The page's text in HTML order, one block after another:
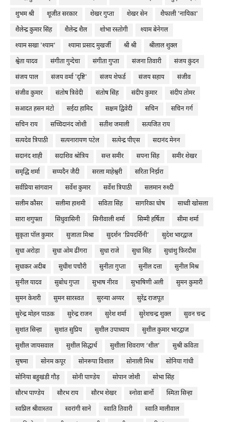
शुभम श्री
शूजीत सरकार शेखर गुप्ता शेखर सेन
शैफाली 'नायिका'
शैलेन्द्र कुमार सिंह
शैलेन्द्र शैल शोभा रस्तोगी
श्याम बेनेगल
श्याम सखा 'श्याम'
श्यामा प्रसाद मुखर्जी श्री श्री
श्रीलाल शुक्ल
श्वेता यादव
संगीता गुन्देचा संगीता गुप्ता संजना तिवारी
संजय कुंदन
संजय पाल
संजय वर्मा 'दृष्टि' संजय शेफर्ड संजय सहाय
संजीव
संजीव कुमार
संतोष त्रिवेदी संतोष सिंह संदीप कुमार
संदीप तोमर
सआदत हसन मंटो
सईदा हामिद सक्षम द्विवेदी सचिन
सचिन गर्ग
सचिन राय
सच्चिदानंद जोशी सतीश जमाली
सत्यजित राय
सत्यदेव त्रिपाठी
सत्यनारायण पटेल सत्येन्द्र पीएस
सदानंद मेनन
सदानंद शाही
सदाशिव श्रोत्रिय सन्त समीर सपना सिंह
समीर शेखर
समृद्धि शर्मा
सय्यदैन जैदी सरला माहेश्वरी
सरिता निर्झरा
सर्वप्रिया सांगवान
सर्वेश कुमार सर्वेश त्रिपाठी
सलमान रुश्दी
सलीम कौसर
सलीमा हाशमी सविता सिंह सागरिका घोष
साध्वी खोसला
सारा शगुफ्ता
सिंधुवासिनी सिनीवाली शर्मा सिम्मी हर्षिता
सीमा शर्मा
सुकृता पॉल कुमार
सुजाता मिश्रा सुदर्शन ‘प्रियदर्शिनी’
सुदेश भारद्वाज
सुधा अरोड़ा
सुधा ओम ढींगरा सुधा राजे सुधा सिंह
सुधांशु फ़िरदौस
सुधाकर अदीब
सुधीश पचौरी सुनीता गुप्ता सुनील दत्ता
सुनील मिश्र
सुनील यादव
सुबोध गुप्ता सुभाष नीरव सुभाषिणी अली
सुमन कुमारी
सुमन केशरी
सुमन सारस्वत सुरन्या अय्यर
सुरेंद्र राजपूत
सुरेन्द्र मोहन पाठक
सुरेन्द्र राजन सुरेश शर्मा सुरेशचन्द्र शुक्ल
सुवन चन्द्र
सुशांत सिन्हा
सुशांत सुप्रिय सुशील उपाध्याय
सुशील कुमार भारद्वाज
सुशील जायसवाल
सुशील सिद्धार्थ सुशीला शिवराण ‘शील’
सुश्री कविता
सुषमा
सोनम कपूर सोनरूपा विशाल सोनाली मिश्र
सोनिया गांधी
सोनिया बहुखंडी गौड़
सोनी पाण्डेय सोपान जोशी
सोभा सिंह
सौरभ पाण्डेय
सौरभ राय सौरभ शेखर स्नोवा बार्नो
स्मिता सिन्हा
स्वप्निल श्रीवास्तव
स्वरांगी साने स्वाति तिवारी
स्वाति मालीवाल